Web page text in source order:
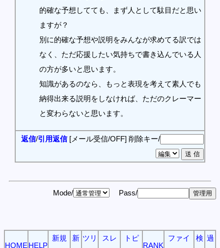
的確な予想してても、まず人として駄目だと思い
ますが？
別に的確な予想や説明をみんなが求めてる訳では
なく、ただ応援したい気持ちで書き込んでいる人
の方が多いと思います。
知識があるのなら、もっと表現を考えて素人でも
納得出来る説明をしなければ、ただのクレーマー
と変わらないと思います。
返信/引用返信[メール受信/OFF] 削除キー/
Mode/ Pass/
HOME HELP
新規 新 ツリ スレ
トピ
RANK
ファイ 検 過